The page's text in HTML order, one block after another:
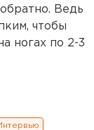
Ведь
чтобы
ногах по 2-3